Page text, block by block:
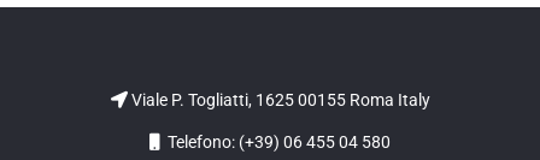
Viale P. Togliatti, 1625 00155 Roma Italy
Telefono: (+39) 06 455 04 580